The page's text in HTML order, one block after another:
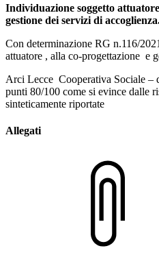
Individuazione soggetto
gestione dei servizi di
Con determinazione RG n.116/
attuatore , alla co-progettazione e
Arci Lecce Cooperativa Sociale –
punti 80/100 come si evince dalle
sinteticamente riportate
Allegati